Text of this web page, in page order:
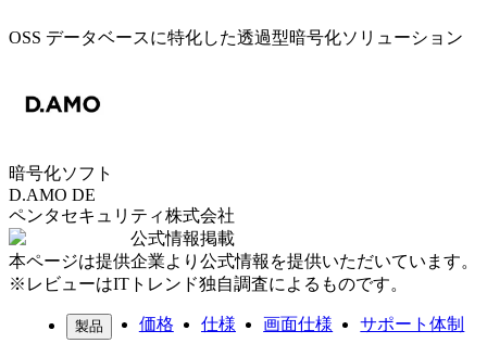
OSS データベースに特化した透過型暗号化ソリューション
暗号化ソフト
D.AMO DE
ペンタセキュリティ株式会社
公式情報掲載
本ページは提供企業より公式情報を提供いただいています。
※レビューはITトレンド独自調査によるものです。
製品 価格 仕様 画面仕様 サポート体制